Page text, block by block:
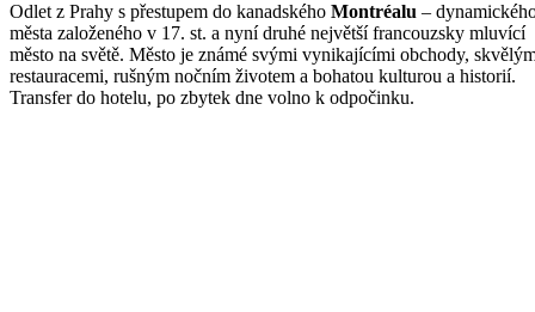
Odlet z Prahy s přestupem do kanadského Montréalu –
města založeného v 17. st. a nyní druhé největší francouzsky mluvící
město na světě. Město je známé svými vynikajícími obchody,
restauracemi, rušným nočním životem a bohatou kulturou a historií.
Transfer do hotelu, po zbytek dne volno k odpočinku.